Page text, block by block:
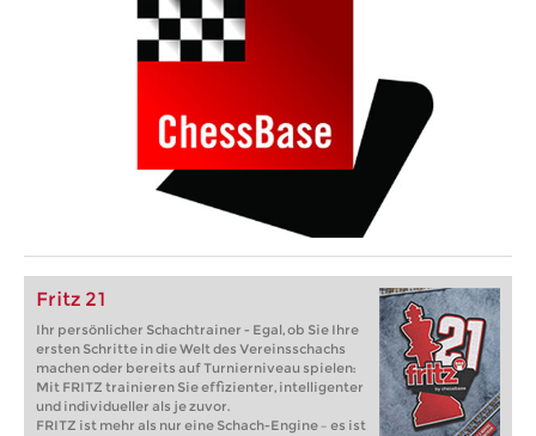
Fritz 21
Ihr persönlicher Schachtrainer - Egal, ob Sie Ihre
ersten Schritte in die Welt des Vereinsschachs
machen oder bereits auf Turnierniveau spielen:
Mit FRITZ trainieren Sie effizienter, intelligenter
und individueller als je zuvor.
FRITZ ist mehr als nur eine Schach-Engine – es ist